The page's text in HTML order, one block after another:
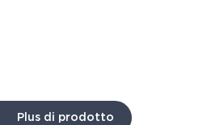
Plus di prodotto